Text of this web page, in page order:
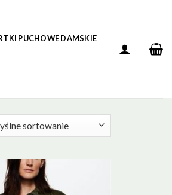
PUCHOWE DAMSKIE